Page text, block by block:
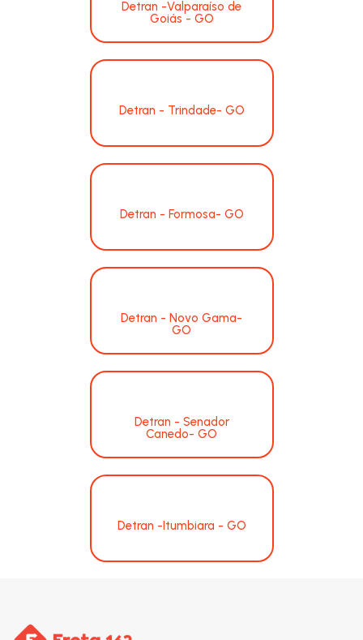
Detran -Valparaíso de
Goiás - GO
Detran - Trindade- GO
Detran - Formosa- GO
Detran - Novo Gama-
GO
Detran - Senador
Canedo- GO
Detran -Itumbiara - GO